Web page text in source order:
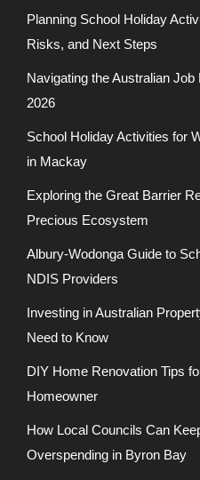
Planning School Holiday
Risks, and Next Steps
Navigating the Australian
2026
School Holiday Activities for
in Mackay
Exploring the Great Barrier
Precious Ecosystem
Albury-Wodonga Guide to
NDIS Providers
Investing in Australian
Need to Know
DIY Home Renovation Tips
Homeowner
How Local Councils Can
Overspending in Byron Bay